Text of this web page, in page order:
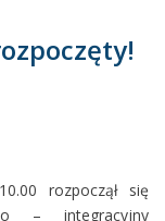
rozpoczął się
– integracyjny